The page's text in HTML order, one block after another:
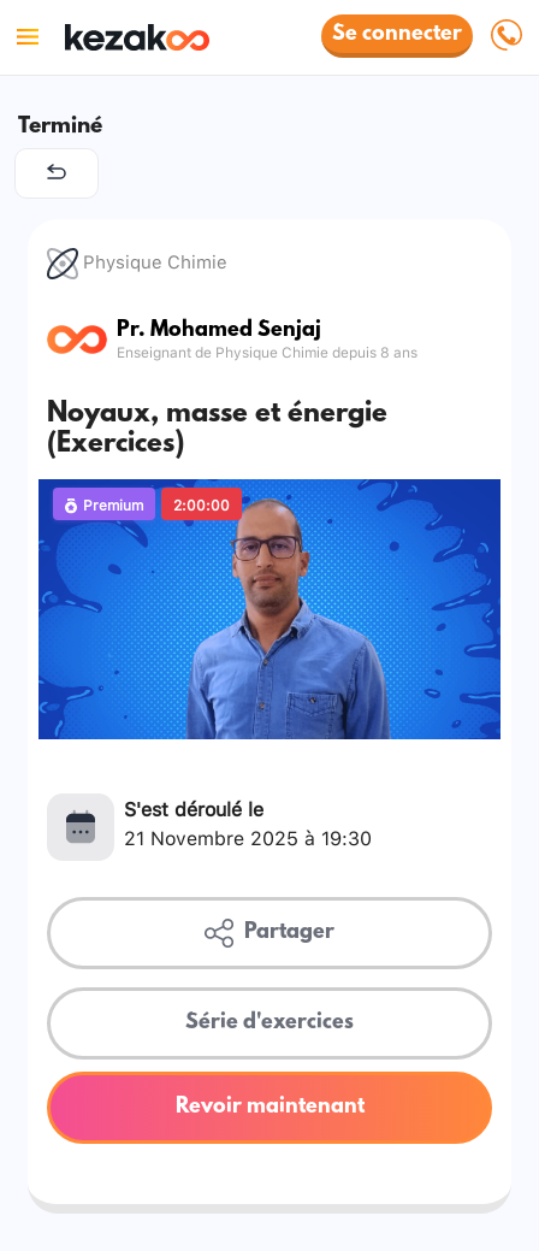
Se connecter
Terminé
Physique Chimie
Pr. Mohamed Senjaj
Enseignant de Physique Chimie depuis 8 ans
Noyaux, masse et énergie
(Exercices)
Premium 2:00:00
S'est déroulé le
21 Novembre 2025 à 19:30
Partager
Série d'exercices
Revoir maintenant